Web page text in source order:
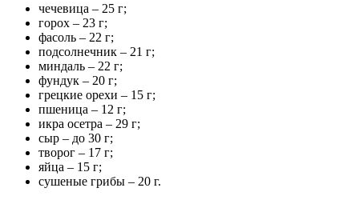
чечевица – 25 г;
горох – 23 г;
фасоль – 22 г;
подсолнечник – 21 г;
миндаль – 22 г;
фундук – 20 г;
грецкие орехи – 15 г;
пшеница – 12 г;
икра осетра – 29 г;
сыр – до 30 г;
творог – 17 г;
яйца – 15 г;
сушеные грибы – 20 г.